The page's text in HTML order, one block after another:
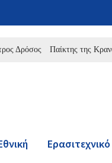
Παίκτης της Κρανούλας
Ερασιτεχνικό